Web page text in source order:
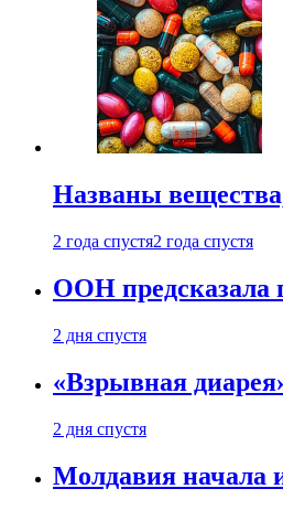
Названы
2 года спустя2 года спустя
ООН предсказала
2 дня спустя
«Взрывная
2 дня спустя
Молдавия начала